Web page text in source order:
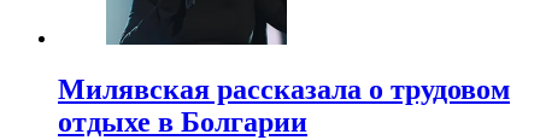
Милявская рассказала о трудовом
отдыхе в Болгарии